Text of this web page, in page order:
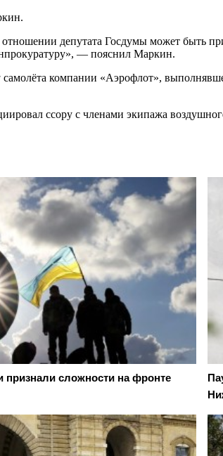
депутата Госдумы может быть
— пояснил Маркин.
компании «Аэрофлот»,
ссору с членами экипажа
признали сложности на фронте